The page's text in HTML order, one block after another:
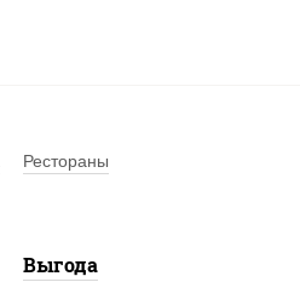
Рестораны
Выгода